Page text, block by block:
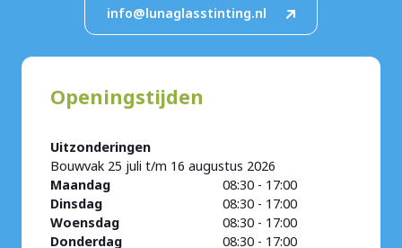
info@lunaglasstinting.nl
Openingstijden
Uitzonderingen
Bouwvak 25 juli t/m 16 augustus 2026
Maandag
08:30 - 17:00
Dinsdag
08:30 - 17:00
Woensdag
08:30 - 17:00
Donderdag
08:30 - 17:00